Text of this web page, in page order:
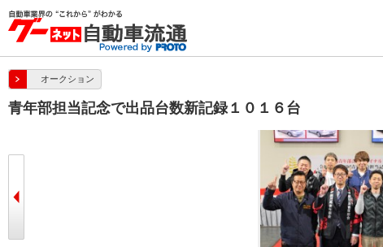
オークション
青年部担当記念で出品台数新記録１０１６台